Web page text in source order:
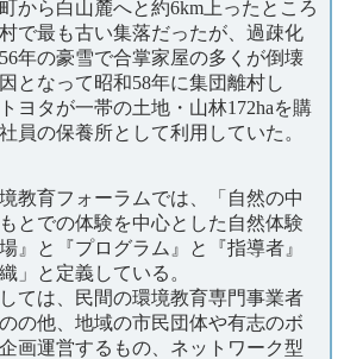
から白山麓へと約6km上ったところ
で最も古い集落だったが、過疎化
年の豪雪で合掌家屋の多くが倒壊
となって昭和58年に集団離村し
ヨタが一帯の土地・山林172haを購
員の保養所として利用していた。
教育フォーラムでは、「自然の中
とでの体験を中心とした自然体験
』と『プログラム』と『指導者』
」と定義している。
ては、民間の環境教育専門事業者
の他、地域の市民団体や有志のボ
画運営するもの、ネットワーク型